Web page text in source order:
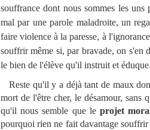
souffrance dont nous sommes les
mal par une parole maladroite, un
faire violence à la paresse, à
souffrir même si, par bravade, on s'en
le bien de l'élève qu'il instruit et éduque.
Reste qu'il y a déjà tant de maux
mort de l'être cher, le désamour, sans
qu'il nous semble que le projet
pourquoi rien ne fait davantage